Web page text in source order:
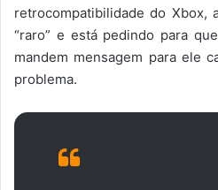
retrocompatibilidade do Xbox,
“raro” e está pedindo para
mandem mensagem para ele
problema.